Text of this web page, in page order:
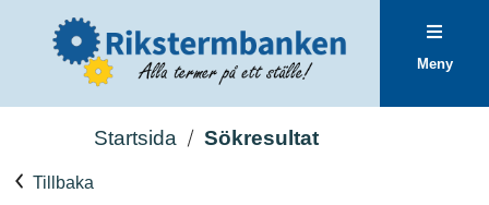
Meny
Startsida Sökresultat
Tillbaka